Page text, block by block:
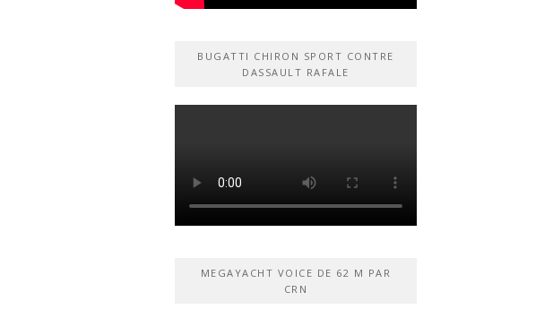
BUGATTI CHIRON SPORT CONTRE
DASSAULT RAFALE
MEGAYACHT VOICE DE 62 M PAR
CRN